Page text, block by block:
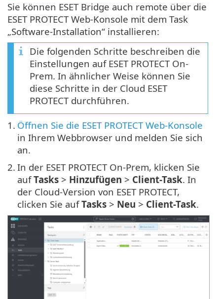
Sie können ESET Bridge auch remote über die
ESET PROTECT Web-Konsole mit dem Task
„Software-Installation“ installieren:
Die folgenden Schritte beschreiben die
Einstellungen auf ESET PROTECT On-
Prem. In ähnlicher Weise können Sie
diese Schritte in der Cloud ESET
PROTECT durchführen.
1. Öffnen Sie die ESET PROTECT Web-Konsole
in Ihrem Webbrowser und melden Sie sich
an.
2. In der ESET PROTECT On-Prem, klicken Sie
aufTasks > Hinzufügen > Client-Task. In
der Cloud-Version von ESET PROTECT,
clicken Sie aufTasks > Neu > Client-Task.